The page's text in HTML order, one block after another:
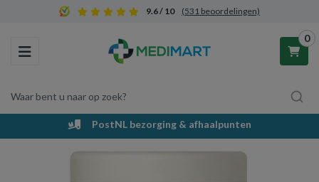
9.6 / 10 (531 beoordelingen)
Toggle navigation
Waar bent u naar op zoek?
0
Winkelwagen
PostNL bezorging & afhaalpunten